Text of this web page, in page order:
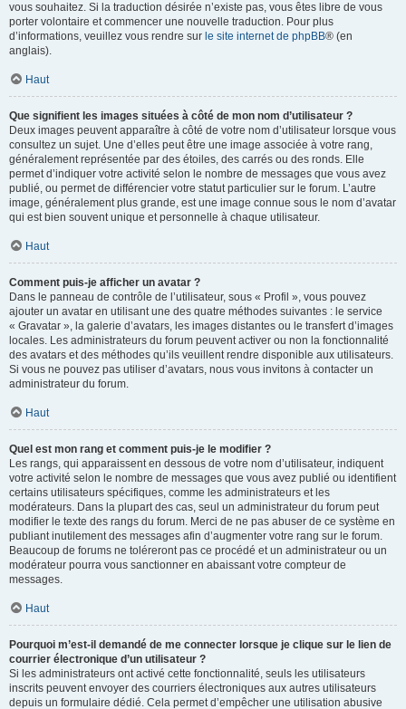
vous souhaitez. Si la traduction désirée n’existe pas, vous êtes libre de vous
porter volontaire et commencer une nouvelle traduction. Pour plus
d’informations, veuillez vous rendre sur le site internet de phpBB® (en
anglais).
Haut
Que signifient les images situées à côté de mon nom d’utilisateur ?
Deux images peuvent apparaître à côté de votre nom d’utilisateur lorsque vous
consultez un sujet. Une d’elles peut être une image associée à votre rang,
généralement représentée par des étoiles, des carrés ou des ronds. Elle
permet d’indiquer votre activité selon le nombre de messages que vous avez
publié, ou permet de différencier votre statut particulier sur le forum. L’autre
image, généralement plus grande, est une image connue sous le nom d’avatar
qui est bien souvent unique et personnelle à chaque utilisateur.
Haut
Comment puis-je afficher un avatar ?
Dans le panneau de contrôle de l’utilisateur, sous « Profil », vous pouvez
ajouter un avatar en utilisant une des quatre méthodes suivantes : le service
« Gravatar », la galerie d’avatars, les images distantes ou le transfert d’images
locales. Les administrateurs du forum peuvent activer ou non la fonctionnalité
des avatars et des méthodes qu’ils veuillent rendre disponible aux utilisateurs.
Si vous ne pouvez pas utiliser d’avatars, nous vous invitons à contacter un
administrateur du forum.
Haut
Quel est mon rang et comment puis-je le modifier ?
Les rangs, qui apparaissent en dessous de votre nom d’utilisateur, indiquent
votre activité selon le nombre de messages que vous avez publié ou identifient
certains utilisateurs spécifiques, comme les administrateurs et les
modérateurs. Dans la plupart des cas, seul un administrateur du forum peut
modifier le texte des rangs du forum. Merci de ne pas abuser de ce système en
publiant inutilement des messages afin d’augmenter votre rang sur le forum.
Beaucoup de forums ne toléreront pas ce procédé et un administrateur ou un
modérateur pourra vous sanctionner en abaissant votre compteur de
messages.
Haut
Pourquoi m’est-il demandé de me connecter lorsque je clique sur le lien de
courrier électronique d’un utilisateur ?
Si les administrateurs ont activé cette fonctionnalité, seuls les utilisateurs
inscrits peuvent envoyer des courriers électroniques aux autres utilisateurs
depuis un formulaire dédié. Cela permet d’empêcher une utilisation abusive